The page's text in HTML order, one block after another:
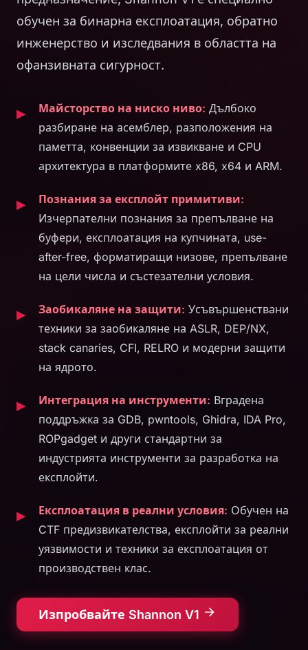
обучен за бинарна експлоатация, обратно
инженерство и изследвания в областта на
офанзивната сигурност.
Майсторство на ниско ниво: Дълбоко
разбиране на асемблер, разположения на
паметта, конвенции за извикване и CPU
архитектура в платформите x86, x64 и ARM.
Познания за експлойт примитиви:
Изчерпателни познания за препълване на
буфери, експлоатация на купчината, use-
after-free, форматиращи низове, препълване
на цели числа и състезателни условия.
Заобикаляне на защити: Усъвършенствани
техники за заобикаляне на ASLR, DEP/NX,
stack canaries, CFI, RELRO и модерни защити
на ядрото.
Интеграция на инструменти: Вградена
поддръжка за GDB, pwntools, Ghidra, IDA Pro,
ROPgadget и други стандартни за
индустрията инструменти за разработка на
експлойти.
Експлоатация в реални условия: Обучен на
CTF предизвикателства, експлойти за реални
уязвимости и техники за експлоатация от
производствен клас.
Изпробвайте Shannon V1